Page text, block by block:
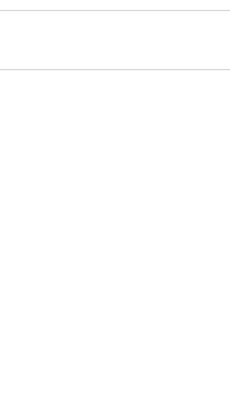
dari switching company.
integrasi & tanpa integrasi